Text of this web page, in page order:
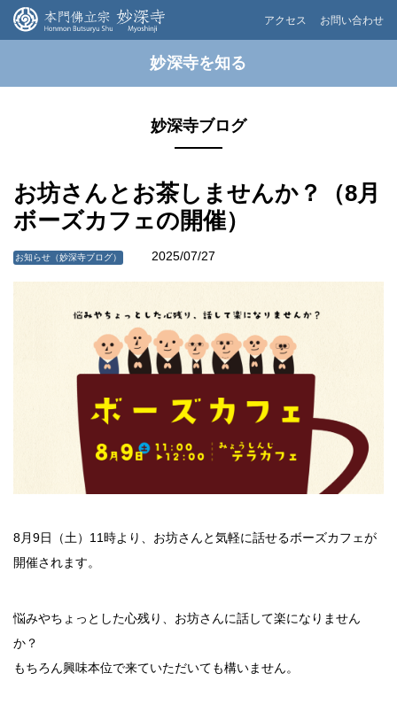
アクセス お問い合わせ
妙深寺を知る
妙深寺ブログ
お坊さんとお茶しませんか？（8月
ボーズカフェの開催）
お知らせ（妙深寺ブログ） 2025/07/27
8月9日（土）11時より、お坊さんと気軽に話せるボーズカフェが
開催されます。
悩みやちょっとした心残り、お坊さんに話して楽になりません
か？
もちろん興味本位で来ていただいても構いません。